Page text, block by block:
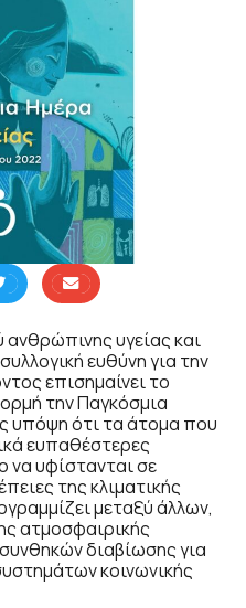
υγείας και
ευθύνη για την
επισημαίνει το
την Παγκόσμια
υπόψη ότι τα άτομα που
ευπαθέστερες
να υφίστανται σε
της κλιματικής
μεταξύ άλλων,
ατμοσφαιρικής
διαβίωσης για
κοινωνικής